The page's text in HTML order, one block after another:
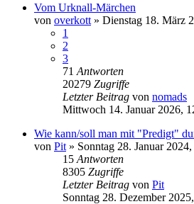
Vom Urknall-Märchen
von overkott » Dienstag 18. März
1
2
3
71 Antworten
20279 Zugriffe
Letzter Beitrag von nomads
Mittwoch 14. Januar 2026,
Wie kann/soll man mit "Predigt"
von Pit » Sonntag 28. Januar
15 Antworten
8305 Zugriffe
Letzter Beitrag von Pit
Sonntag 28. Dezember